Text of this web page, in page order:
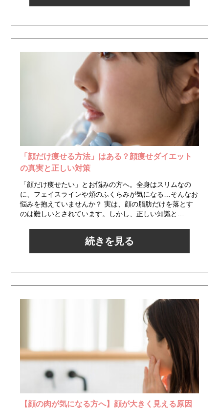
「顔だけ痩せる方法」はある？顔痩せダイエット
の真実と正しい対策
「顔だけ痩せたい」とお悩みの方へ。全身はスリムなの
に、フェイスラインや頬のふくらみが気になる…そんなお
悩みを抱えていませんか？ 実は、顔の脂肪だけを落とす
のは難しいとされています。しかし、正しい知識と…
続きを見る
【顔の肉が気になる方へ】顔が大きく見える原因